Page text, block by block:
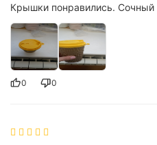
Крышки понравились.
0 0